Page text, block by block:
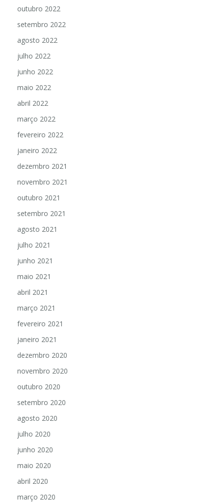
outubro 2022
setembro 2022
agosto 2022
julho 2022
junho 2022
maio 2022
abril 2022
março 2022
fevereiro 2022
janeiro 2022
dezembro 2021
novembro 2021
outubro 2021
setembro 2021
agosto 2021
julho 2021
junho 2021
maio 2021
abril 2021
março 2021
fevereiro 2021
janeiro 2021
dezembro 2020
novembro 2020
outubro 2020
setembro 2020
agosto 2020
julho 2020
junho 2020
maio 2020
abril 2020
março 2020